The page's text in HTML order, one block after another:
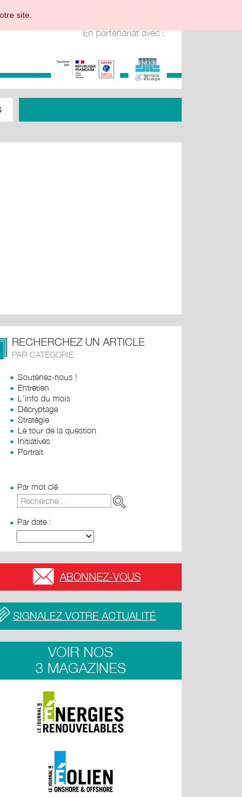
En partenariat avec :
RECHERCHEZ UN ARTICLE
PAR CATÉGORIE
Soutenez-nous !
Entretien
L'info du mois
Décryptage
Stratégie
Le tour de la question
Initiatives
Portrait
Par mot clé
Par date :
ABONNEZ-VOUS
SIGNALEZ VOTRE ACTUALITÉ
VOIR NOS
3 MAGAZINES
site.